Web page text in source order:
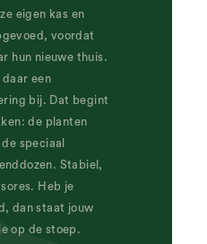
eigen kas en
voordat
hun nieuwe thuis.
een
bij. Dat begint
de planten
speciaal
Stabiel,
Heb je
dan staat jouw
op de stoep.